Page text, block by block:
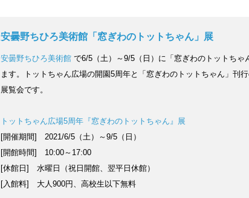
安曇野ちひろ美術館「窓ぎわのトットちゃん」展
安曇野ちひろ美術館 で6/5（土）～9/5（日）に「窓ぎわのトットちゃ
ます。トットちゃん広場の開園5周年と「窓ぎわのトットちゃん」刊
展覧会です。
トットちゃん広場5周年『窓ぎわのトットちゃん』展
[開催期間] 2021/6/5（土）～9/5（日）
[開館時間] 10:00～17:00
[休館日] 水曜日（祝日開館、翌平日休館）
[入館料] 大人900円、高校生以下無料